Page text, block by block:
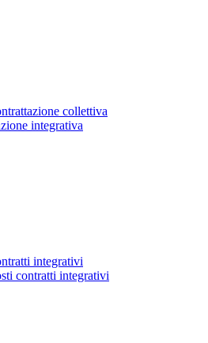
collettiva
integrativa
integrativi
contratti integrativi